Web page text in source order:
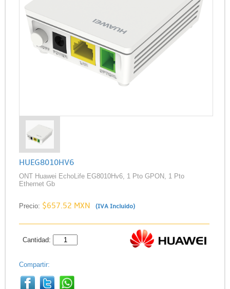
HUEG8010HV6
ONT Huawei EchoLife EG8010Hv6, 1 Pto GPON, 1 Pto
Ethernet Gb
Precio: $657.52 MXN (IVA Incluido)
Cantidad:
Compartir: